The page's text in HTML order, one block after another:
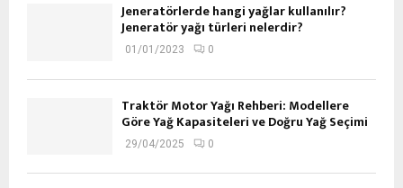
Jeneratörlerde hangi yağlar kullanılır?
Jeneratör yağı türleri nelerdir?
01/01/2023 0
Traktör Motor Yağı Rehberi: Modellere
Göre Yağ Kapasiteleri ve Doğru Yağ Seçimi
29/04/2025 0